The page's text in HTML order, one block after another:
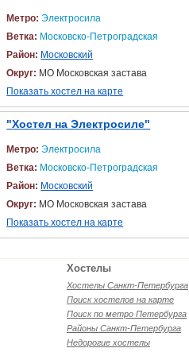
Метро: Электросила
Ветка: Московско-Петроградская
Район: Московский
Округ: МО Московская застава
Показать хостел на карте
"Хостел на Электросиле"
Метро: Электросила
Ветка: Московско-Петроградская
Район: Московский
Округ: МО Московская застава
Показать хостел на карте
Хостелы
Хостелы Санкт-Петербурга
Поиск хостелов на карте
Поиск по метро Петербурга
Районы Санкт-Петербурга
Недорогие хостелы